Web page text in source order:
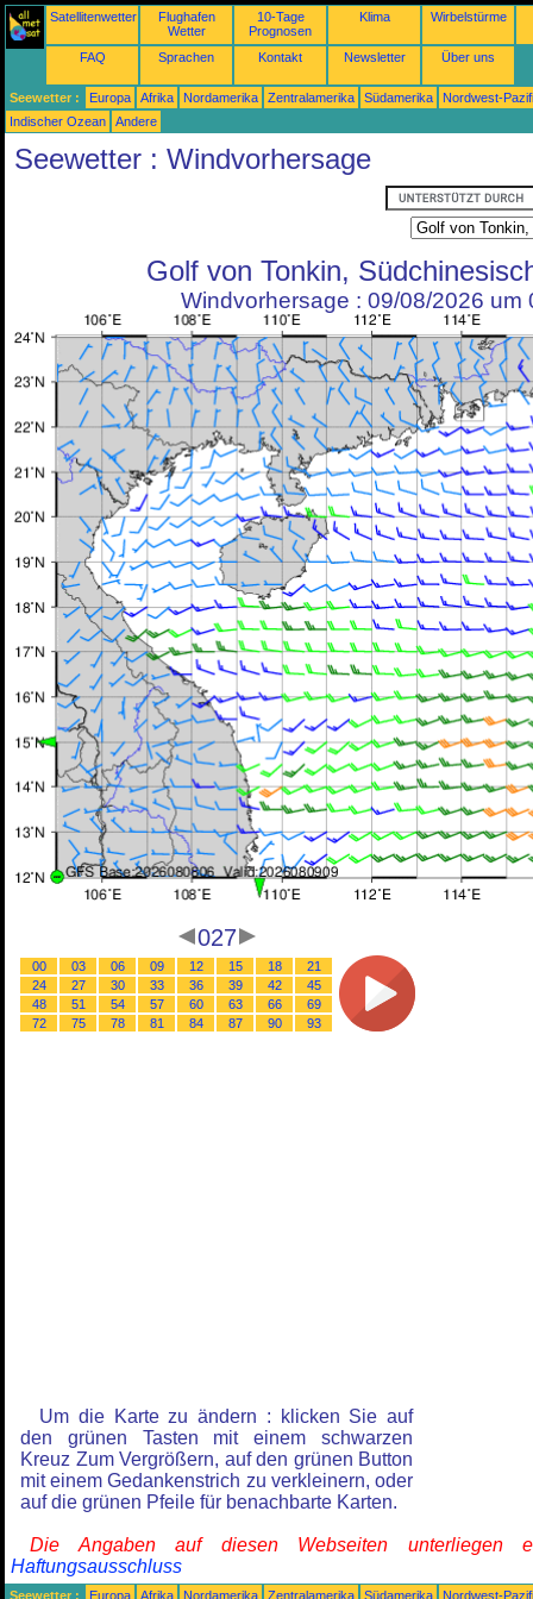
Satellitenwetter
Flughafen
Wetter
10-Tage
Prognosen
Klima Wirbelstürme
FAQ Sprachen Kontakt Newsletter Über uns
Seewetter : Europa Afrika Nordamerika Zentralamerika Südamerika
Nordwest-
Indischer Ozean
Andere
Seewetter : Windvorhersage
Golf von Tonkin,
Windvorhersage : 09/08/2026 um
027
00 03 06 09 12 15 18
21
24
27 30 33 36 39 42
45
48
51 54 57 60 63 66
69
72
75 78 81 84 87 90 93
Um die Karte zu ändern : klicken Sie auf
den grünen Tasten mit einem schwarzen
Kreuz Zum Vergrößern, auf den grünen Button
mit einem Gedankenstrich zu verkleinern, oder
auf die grünen Pfeile für benachbarte Karten.
Die Angaben auf diesen Webseiten unterliegen
Haftungsausschluss
Seewetter : Europa Afrika Nordamerika Zentralamerika Südamerika
Nordwest-